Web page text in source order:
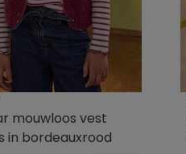
mouwloos vest
in bordeauxrood